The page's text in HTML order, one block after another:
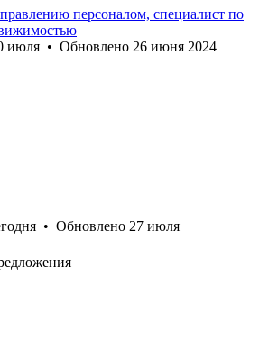
персоналом, специалист по
июля • Обновлено 26 июня 2024
• Обновлено 27 июля